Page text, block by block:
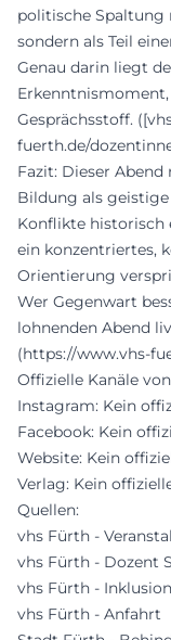
politische Spaltung
sondern als Teil
Genau darin liegt
Gesprächsstoff.
fuerth.de/
Fazit: Dieser
Bildung als
Konflikte historisch
ein konzentriertes,
Orientierung
Wer Gegenwart
lohnenden Abend
(https://www.vhs-
Offizielle Kanäle
Instagram: Kein
Facebook: Kein
Website: Kein
Verlag: Kein
Quellen:
vhs Fürth -
vhs Fürth - Dozent
vhs Fürth -
vhs Fürth - Anfahrt